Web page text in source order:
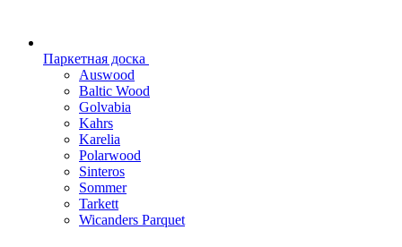
Паркетная доска
Auswood
Baltic Wood
Golvabia
Kahrs
Karelia
Polarwood
Sinteros
Sommer
Tarkett
Wicanders Parquet